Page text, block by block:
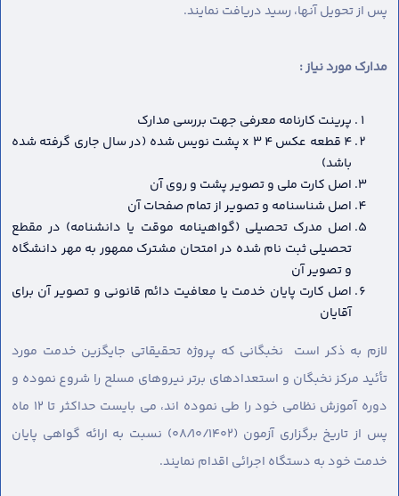
پس از تحویل آنها، رسید دریافت نمایند.
مدارک مورد نیاز :
پرینت کارنامه معرفی جهت بررسی مدارک
4 قطعه عکس 4 x 3 پشت نویس شده (در سال جاری گرفته شده
باشد)
اصل کارت ملی و تصویر پشت و روی آن
اصل شناسنامه و تصویر از تمام صفحات آن
اصل مدرک تحصیلی (گواهینامه موقت یا دانشنامه) در مقطع
تحصیلی ثبت نام شده در امتحان مشترک ممهور به مهر دانشگاه
و تصویر آن
اصل کارت پایان خدمت یا معافیت دائم قانونی و تصویر آن برای
آقایان
لازم به ذکر است نخبگانی که پروژه تحقیقاتی جایگزین خدمت مورد
تأئید مرکز نخبگان و استعدادهای برتر نیروهای مسلح را شروع نموده و
دوره آموزش نظامی خود را طی نموده اند، می بایست حداکثر تا ۱۲ ماه
پس از تاریخ برگزاری آزمون (۰۸/۱۰/۱۴۰۲) نسبت به ارائه گواهی پایان
خدمت خود به دستگاه اجرائی اقدام نمایند.